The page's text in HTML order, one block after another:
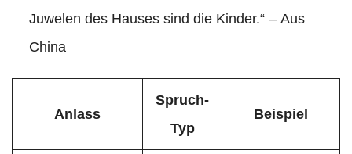
Juwelen des Hauses sind die Kinder.“ – Aus
China
Anlass
Spruch-
Typ
Beispiel